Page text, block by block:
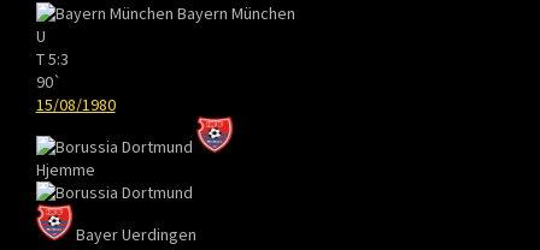
Bayern München
U
T5:3
90`
15/08/1980
Hjemme
Bayer Uerdingen